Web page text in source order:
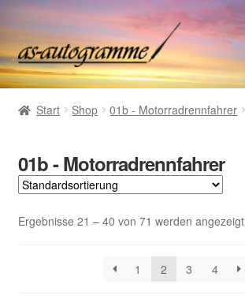
Zur
Navigation
springen
Zum
Inhalt
springen
Home
Shop
Autogrammsammlung
Suchliste Autogramme
Kontakt
Start Shop 01b - Motorradrennfahrer
01b - Motorradrennfahrer
Ergebnisse 21 – 40 von 71 werden angezeigt
1 2 3 4